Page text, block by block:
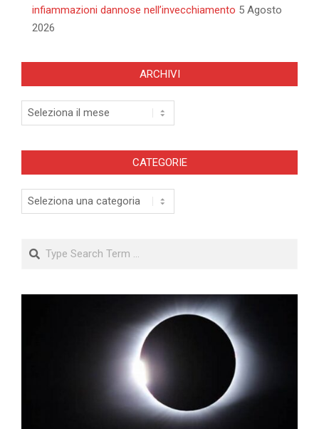
infiammazioni dannose nell’invecchiamento 5 Agosto
2026
ARCHIVI
Archivi
CATEGORIE
Categorie
Search